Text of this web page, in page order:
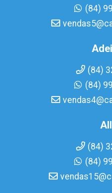
(84)
(84)
(84)
(84)
(84)